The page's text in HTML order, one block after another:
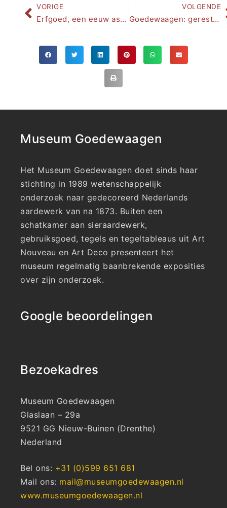
VORIGE
Erfgoed, een eeuw asbakken van Goedewaagen
VOLGENDE
Goedewaagen: gerestaureerd glas-in-lood-raam uit vroegere directiekamer in Gouda, 1923
Museum Goedewaagen
Het Museum Goedewaagen doet sinds haar
stichting in 1989 wetenschappelijk
onderzoek naar gedecoreerd Nederlands
aardewerk van na 1873. Buiten een
schatkamer aan sieraardewerk,
gebruiksgoed, tegels en tegeltableaus uit Art
Nouveau en Art Deco presenteert het
museum regelmatig baanbrekende exposities
over zijn onderzoek.
Google beoordelingen
Bezoekadres
Museum Goedewaagen
Glaslaan – 29a
9521 GG Nieuw-Buinen (Drenthe)
Nederland
Bel ons: +31 (0)599 651 681
Mail ons: mail@museumgoedewaagen.nl
www.museumgoedewaagen.nl